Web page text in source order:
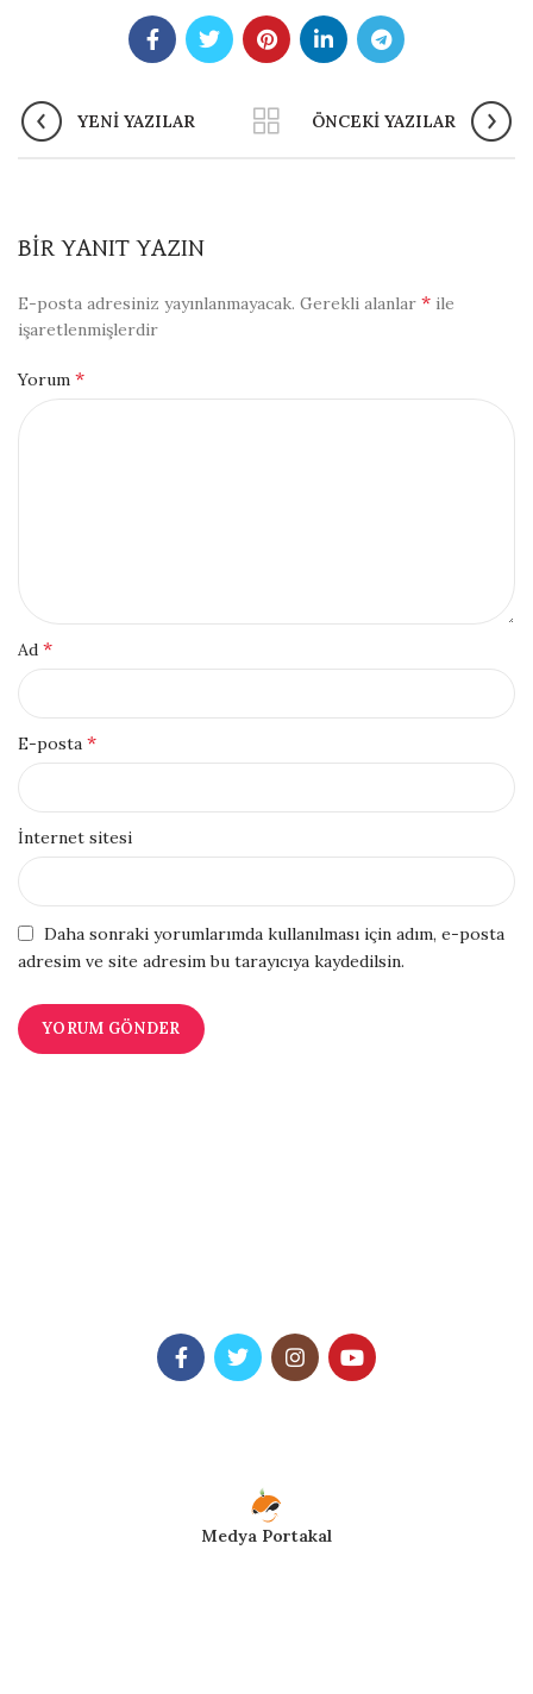
YENI YAZILAR ÖNCEKI YAZILAR
BIR YANIT YAZIN
E-posta adresiniz yayınlanmayacak. Gerekli alanlar * ile
işaretlenmişlerdir
Yorum *
Ad *
E-posta *
İnternet sitesi
Daha sonraki yorumlarımda kullanılması için adım, e-posta
adresim ve site adresim bu tarayıcıya kaydedilsin.
Medya Portakal